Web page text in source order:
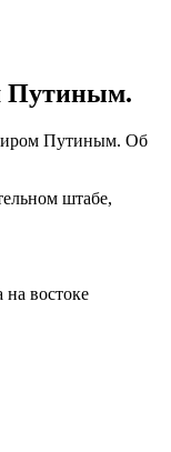
Путиным.
Путиным. Об
штабе,
востоке